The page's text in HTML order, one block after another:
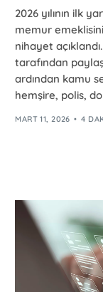
2026 yılının ilk
memur
nihayet
tarafından
ardından kamu
hemşire, polis,
MART 11, 2026 4